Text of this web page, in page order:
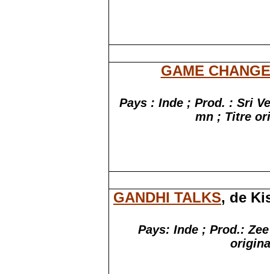
GAME
Pays : Inde ; Prod. : Sri
mn ; Titre
GANDHI TALKS, de
Pays: Inde ; Prod.: